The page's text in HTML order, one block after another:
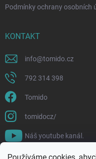
Podmínky ochrany osobních
KONTAKT
info@tomido.cz
792 314 398
Tomido
tomidocz/
Náš youtube kanál.